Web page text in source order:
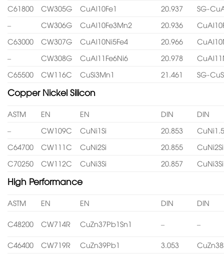
C61800
CW305G CuAl10Fe1 20.937
SG-
–
CW306G CuAl10Fe3Mn2 20.936
C63000
CW307G CuAl10Ni5Fe4 20.966
–
CW308G CuAl11Fe6Ni6 20.978
C65500
CW116C CuSi3Mn1 21.461 SG-
Copper Nickel Silicon
ASTM EN EN DIN
DIN
–
CW109C CuNi1Si 20.853
C64700
CW111C CuNi2Si 20.855
CuNi2Si
C70250
CW112C CuNi3Si 20.857 CuNi3Si
High Performance
ASTM EN EN DIN DIN
C48200 CW714R CuZn37Pb1Sn1 – –
C46400 CW719R CuZn39Pb1 3.053